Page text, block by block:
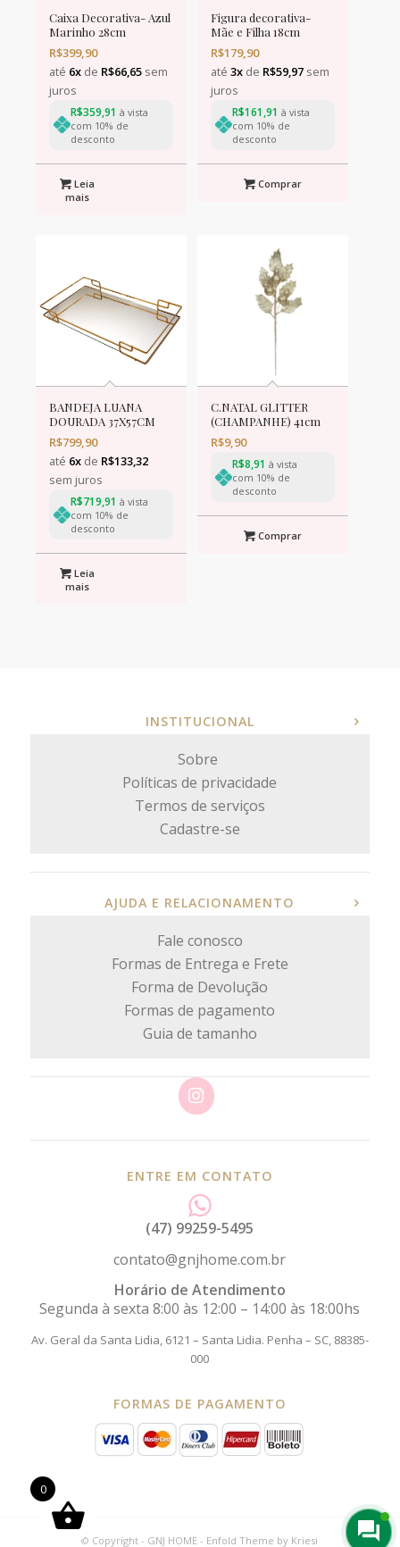
Caixa Decorativa- Azul
Marinho 28cm
R$399,90
até 6xde R$66,65sem
juros
R$359,91 à vista
com 10% de
desconto
Leia
mais
Figura decorativa-
Mãe e Filha 18cm
R$179,90
até 3xde R$59,97sem
juros
R$161,91 à vista
com 10% de
desconto
Comprar
BANDEJA LUANA
DOURADA 37X57CM
R$799,90
até 6xde R$133,32
sem juros
R$719,91 à vista
com 10% de
desconto
Leia
mais
C.NATAL GLITTER
(CHAMPANHE) 41cm
R$9,90
R$8,91 à vista
com 10% de
desconto
Comprar
INSTITUCIONAL
Sobre
Políticas de privacidade
Termos de serviços
Cadastre-se
AJUDA E RELACIONAMENTO
Fale conosco
Formas de Entrega e Frete
Forma de Devolução
Formas de pagamento
Guia de tamanho
ENTRE EM CONTATO
(47) 99259-5495
contato@gnjhome.com.br
Horário de Atendimento
Segunda à sexta 8:00 às 12:00 – 14:00 às 18:00hs
Av. Geral da Santa Lidia, 6121 – Santa Lidia. Penha – SC, 88385-
000
FORMAS DE PAGAMENTO
© Copyright - GNJ HOME - Enfold Theme by Kriesi
0